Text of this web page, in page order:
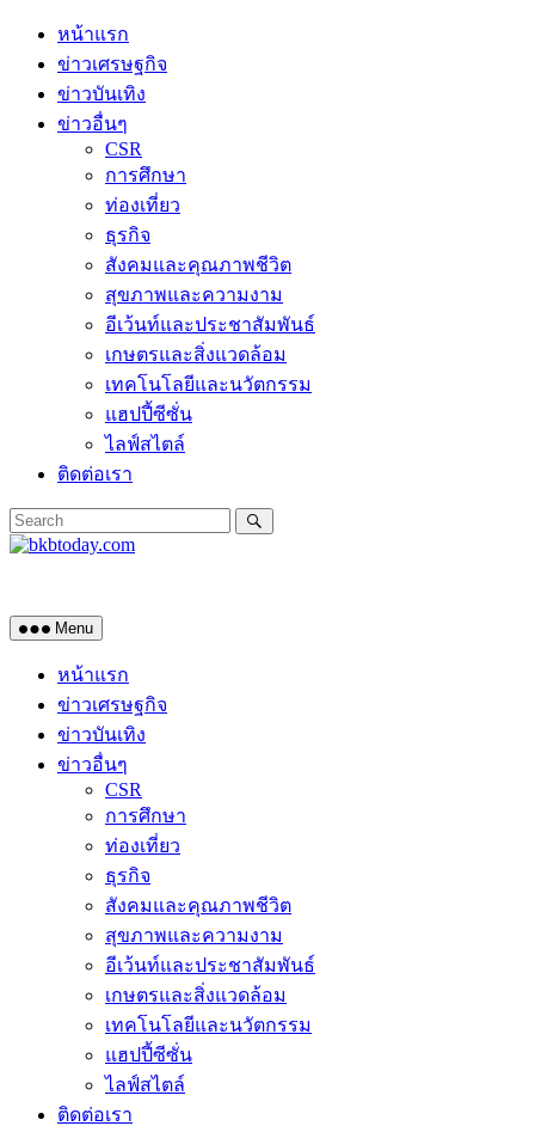
Skip
content
หน้าแรก
ข่าวเศรษฐกิจ
ข่าวบันเทิง
ข่าวอื่นๆ
CSR
การศึกษา
ท่องเที่ยว
ธุรกิจ
สังคมและคุณภาพชีวิต
สุขภาพและความงาม
อีเว้นท์และประชาสัมพันธ์
เกษตรและสิ่งแวดล้อม
เทคโนโลยีและนวัตกรรม
แฮปปี้ซีซั่น
ไลฟ์สไตล์
ติดต่อเรา
Menu
หน้าแรก
ข่าวเศรษฐกิจ
ข่าวบันเทิง
ข่าวอื่นๆ
CSR
การศึกษา
ท่องเที่ยว
ธุรกิจ
สังคมและคุณภาพชีวิต
สุขภาพและความงาม
อีเว้นท์และประชาสัมพันธ์
เกษตรและสิ่งแวดล้อม
เทคโนโลยีและนวัตกรรม
แฮปปี้ซีซั่น
ไลฟ์สไตล์
ติดต่อเรา